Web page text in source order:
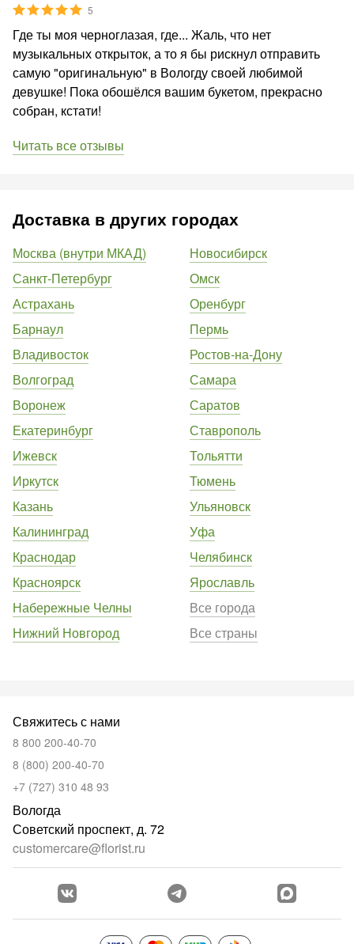
5
Где ты моя черноглазая, где... Жаль, что нет
музыкальных открыток, а то я бы рискнул отправить
самую "оригинальную" в Вологду своей любимой
девушке! Пока обошёлся вашим букетом, прекрасно
собран, кстати!
Читать все отзывы
Доставка в других городах
Москва (внутри МКАД)
Санкт-Петербург
Астрахань
Барнаул
Владивосток
Волгоград
Воронеж
Екатеринбург
Ижевск
Иркутск
Казань
Калининград
Краснодар
Красноярск
Набережные Челны
Нижний Новгород
Новосибирск
Омск
Оренбург
Пермь
Ростов-на-Дону
Самара
Саратов
Ставрополь
Тольятти
Тюмень
Ульяновск
Уфа
Челябинск
Ярославль
Все города
Все страны
Свяжитесь с нами
8 800 200-40-70
8 (800) 200-40-70
+7 (727) 310 48 93
Вологда
Советский проспект, д. 72
customercare@florist.ru